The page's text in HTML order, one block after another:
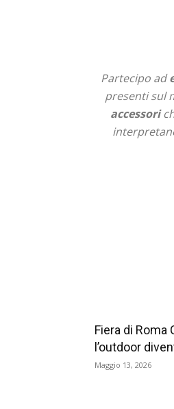
Partecipo ad
presenti sul
accessori
Fiera di Roma
l’outdoor
Maggio 13, 2026